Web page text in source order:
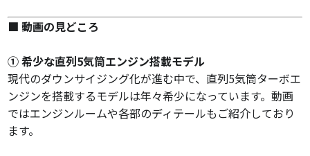
■ 動画の見どころ
① 希少な直列5気筒エンジン搭載モデル
現代のダウンサイジング化が進む中で、直列5気筒ターボエ
ンジンを搭載するモデルは年々希少になっています。動画
ではエンジンルームや各部のディテールもご紹介しており
ます。